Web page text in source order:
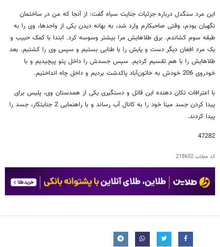
این مرد سنگدل درباره جزئیات جنایت سیاه گفت: از آنجا که من در ساختمان
نگهبان بودم، وقتی صاحبکارم وارد شد، به بهانه دیدن یکی از واحدها، وی را به
طبقه سوم کشاندم. برق طلاهایش مرا بیشتر وسوسه کرد. ابتدا با کمک حبیب و
یک مرد افغان دیگر دست و پایش را با طنابی بستیم و سپس وی را کشتیم. بعد
طلاهایش را با هم تقسیم کردیم. سپس جسدش را داخل پتو پیچیدیم و با
خودروی 206 خودش به خاتون‌آباد پاکدشت بردیم و داخل چاه انداختیم.
با اعترافات تکان دهنده این قاتل و دستگیری یکی از همدستان وی، پلیس برای
پیدا کردن جسد مینا خود را به کانال آب رساند و با راهنمایی 2 جنایتکار، جسد را
پیدا کردند.
47282
کد مطلب218652